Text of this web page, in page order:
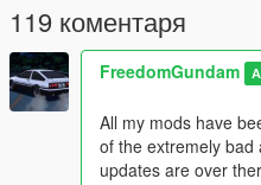
Use OpenIV open: GTA
mpluxe2vehicles.rpf\
replace t20.yft, t20_hi.yft,
119 коментаря
FreedomGundam
All my mods have
of the extremely bad
updates are over